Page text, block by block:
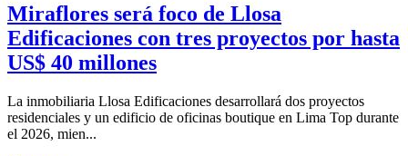
Miraflores será foco de Llosa
Edificaciones con tres proyectos por hasta
US$ 40 millones
La inmobiliaria Llosa Edificaciones desarrollará dos proyectos
residenciales y un edificio de oficinas boutique en Lima Top durante
el 2026, mien...